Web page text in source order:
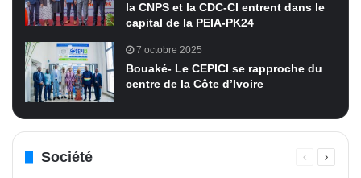
la CNPS et la CDC-CI entrent dans le
capital de la PEIA-PK24
7 octobre 2025
Bouaké- Le CEPICI se rapproche du
centre de la Côte d’Ivoire
Société
PagePage